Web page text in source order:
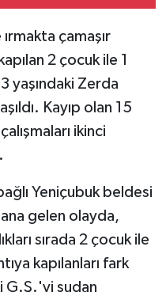
çamaşır
2 çocuk ile 1
yaşındaki Zerda
Kayıp olan 15
ikinci
Yeniçubuk beldesi
gelen olayda,
sırada 2 çocuk ile
kapılanları fark
G.Ş.'yi sudan